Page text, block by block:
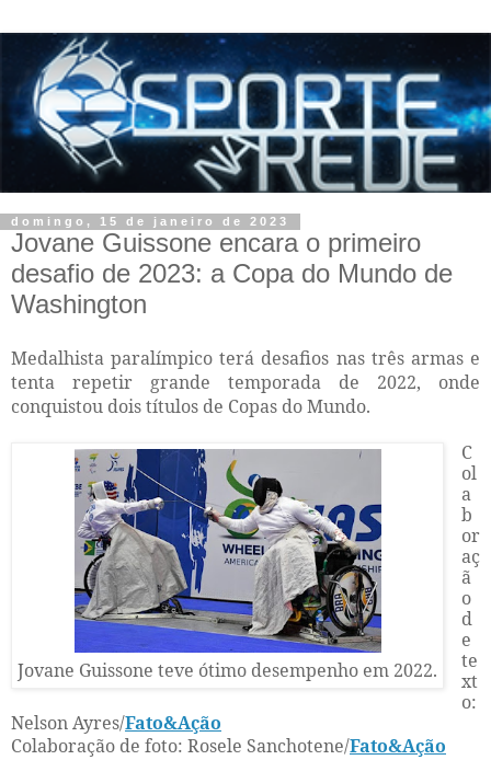
domingo, 15 de janeiro de 2023
Jovane Guissone encara o primeiro
desafio de 2023: a Copa do Mundo de
Washington
Medalhista paralímpico terá desafios nas três armas e
tenta repetir grande temporada de 2022, onde
conquistou dois títulos de Copas do Mundo.
Jovane Guissone teve ótimo desempenho em 2022.
C
ol
a
b
or
aç
ã
o
d
e
te
xt
o:
Nelson Ayres/Fato&Ação
Colaboração de foto: Rosele Sanchotene/Fato&Ação